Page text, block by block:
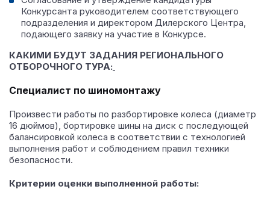
Конкурсанта руководителем соответствующего
подразделения и директором Дилерского Центра,
подающего заявку на участие в Конкурсе.
КАКИМИ БУДУТ ЗАДАНИЯ РЕГИОНАЛЬНОГО
ОТБОРОЧНОГО ТУРА:
Специалист по шиномонтажу
Произвести работы по разбортировке колеса (диаметр
16 дюймов), бортировке шины на диск с последующей
балансировкой колеса в соответствии с технологией
выполнения работ и соблюдением правил техники
безопасности.
Критерии оценки выполненной работы: